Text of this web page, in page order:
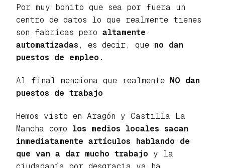
Por muy bonito que sea por fuera un
centro de datos lo que realmente tienes
son fabricas pero altamente
automatizadas , es decir, que no dan
puestos de empleo.
Al final menciona que realmente NO dan
puestos de trabajo
Hemos visto en Aragón y Castilla La
Mancha como los medios locales sacan
inmediatamente artículos hablando de
que van a dar mucho trabajo y la
ciudadanía por desgracia ya ha